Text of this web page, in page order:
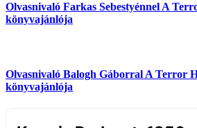
Olvasnivaló Farkas Sebestyénnel A
könyvajánlója
Olvasnivaló Balogh Gáborral A Terror
könyvajánlója